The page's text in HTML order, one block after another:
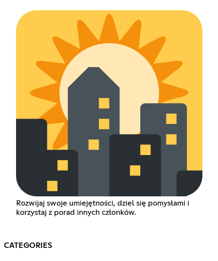
Rozwijaj swoje umiejętności, dziel się pomysłami i
korzystaj z porad innych członków.
CATEGORIES